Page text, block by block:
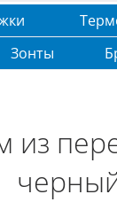
Зонты
из